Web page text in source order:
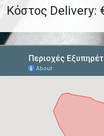
Κόστος Delivery: